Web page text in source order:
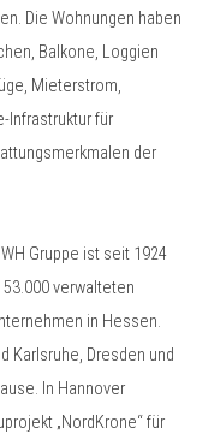
Die Wohnungen haben
Balkone, Loggien
Mieterstrom,
Infrastruktur für
der
Gruppe ist seit 1924
verwalteten
in Hessen.
Karlsruhe, Dresden und
In Hannover
„NordKrone“ für